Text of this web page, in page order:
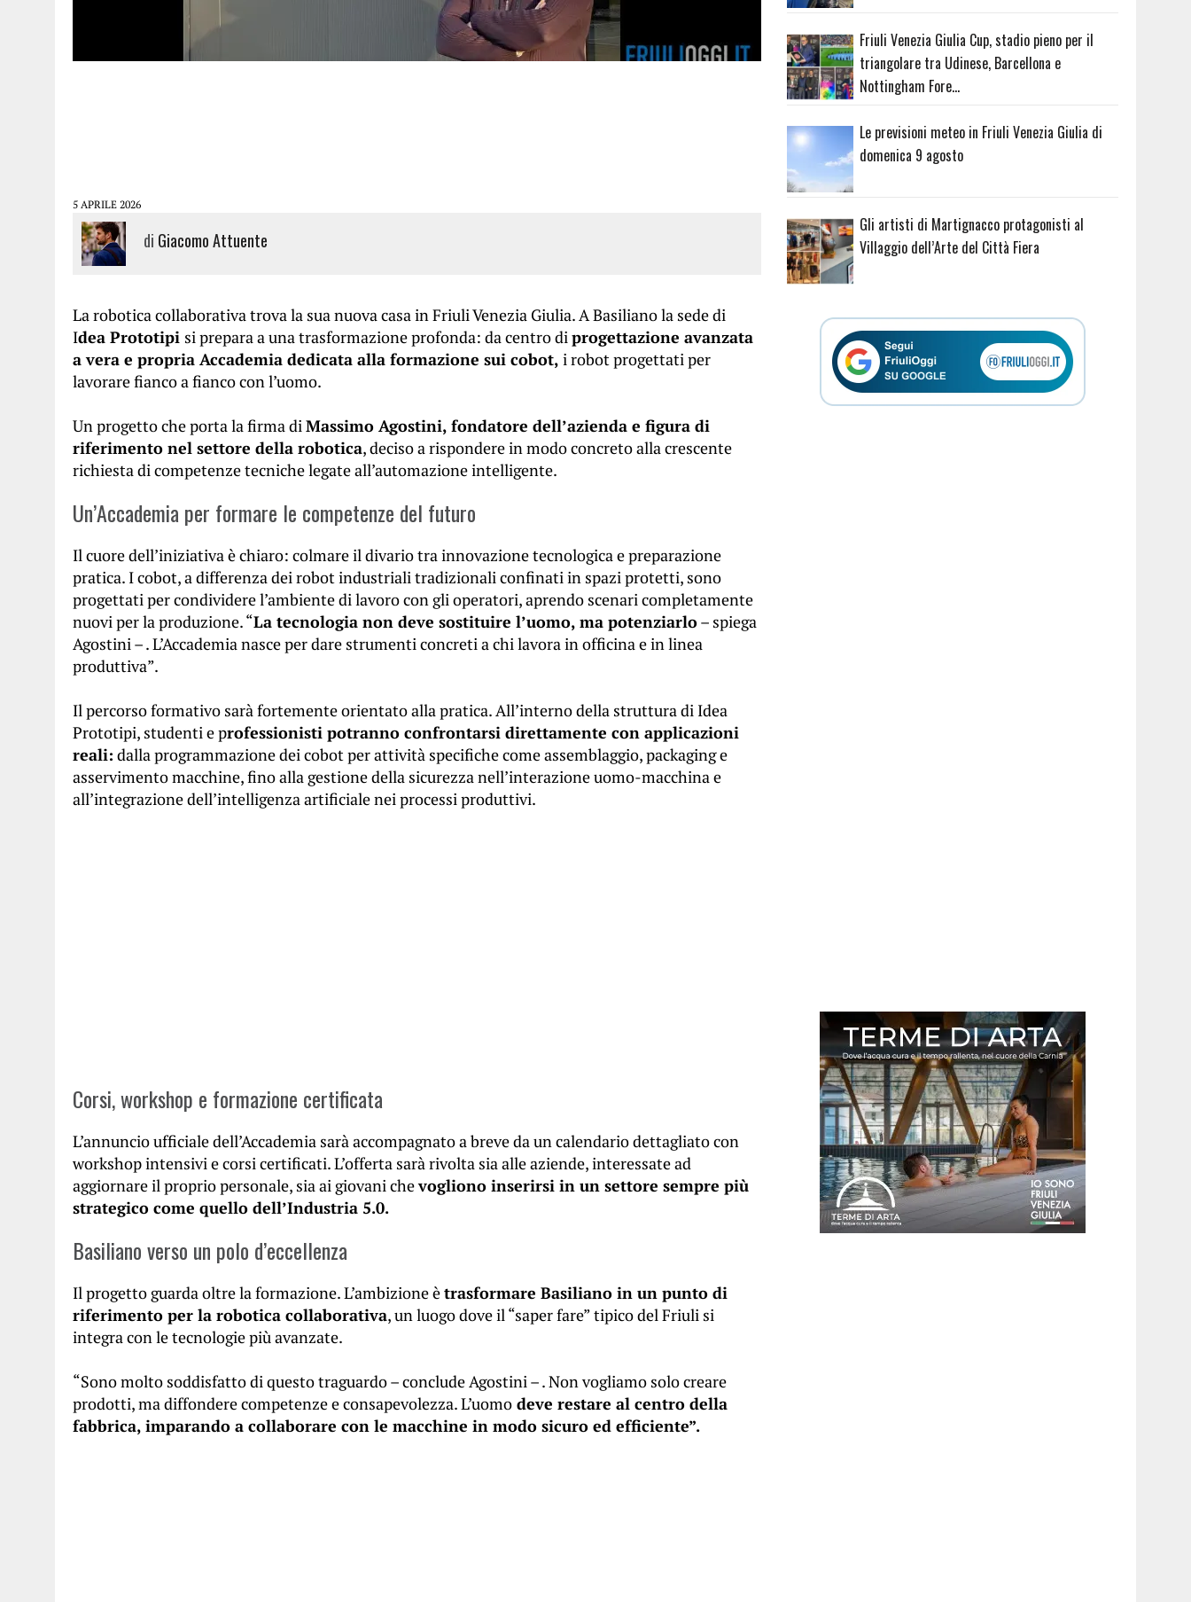
5 APRILE 2026
di Giacomo Attuente
La robotica collaborativa trova la sua nuova casa in Friuli Venezia Giulia. A Basiliano la sede di
Idea Prototipi si prepara a una trasformazione profonda: da centro diprogettazione avanzata
a vera e propria Accademia dedicata alla formazione sui cobot, i robot progettati per
lavorare fianco a fianco con l’uomo.
Un progetto che porta la firma diMassimo Agostini, fondatore dell’azienda e figura di
riferimento nel settore della robotica, deciso a rispondere in modo concreto alla crescente
richiesta di competenze tecniche legate all’automazione intelligente.
Un’Accademia per formare le competenze del futuro
Il cuore dell’iniziativa è chiaro: colmare il divario tra innovazione tecnologica e preparazione
pratica. I cobot, a differenza dei robot industriali tradizionali confinati in spazi protetti, sono
progettati per condividere l’ambiente di lavoro con gli operatori, aprendo scenari completamente
nuovi per la produzione. “La tecnologia non deve sostituire l’uomo, ma potenziarlo– spiega
Agostini – . L’Accademia nasce per dare strumenti concreti a chi lavora in officina e in linea
produttiva”.
Il percorso formativo sarà fortemente orientato alla pratica. All’interno della struttura di Idea
Prototipi, studenti e professionisti potranno confrontarsi direttamente con applicazioni
reali: dalla programmazione dei cobot per attività specifiche come assemblaggio, packaging e
asservimento macchine, fino alla gestione della sicurezza nell’interazione uomo-macchina e
all’integrazione dell’intelligenza artificiale nei processi produttivi.
Corsi, workshop e formazione certificata
L’annuncio ufficiale dell’Accademia sarà accompagnato a breve da un calendario dettagliato con
workshop intensivi e corsi certificati. L’offerta sarà rivolta sia alle aziende, interessate ad
aggiornare il proprio personale, sia ai giovani chevogliono inserirsi in un settore sempre più
strategico come quello dell’Industria 5.0.
Basiliano verso un polo d’eccellenza
Il progetto guarda oltre la formazione. L’ambizione ètrasformare Basiliano in un punto di
riferimento per la robotica collaborativa, un luogo dove il “saper fare” tipico del Friuli si
integra con le tecnologie più avanzate.
“Sono molto soddisfatto di questo traguardo – conclude Agostini – . Non vogliamo solo creare
prodotti, ma diffondere competenze e consapevolezza. L’uomo deve restare al centro della
fabbrica, imparando a collaborare con le macchine in modo sicuro ed efficiente”.
Friuli Venezia Giulia Cup, stadio pieno per il
triangolare tra Udinese, Barcellona e
Nottingham Fore…
Le previsioni meteo in Friuli Venezia Giulia di
domenica 9 agosto
Gli artisti di Martignacco protagonisti al
Villaggio dell’Arte del Città Fiera